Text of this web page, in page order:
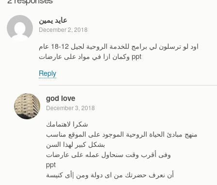
k عايد يمين
December 2, 2018
اود لو ترسلون لي برامج للخدمة الروحية لجيل 12-18 عام
وكمان ازا في مواد على عارضات ppt
Reply
god love
December 3, 2018
شكرا لاهتمامك
منهج مبادئ الحياة الروحية الموجود على الموقع مناسب
بشكل كبير لهذا السن
وفى أقرب وقت سنحاول عمله على عارضات
ppt
أن نعرف حضرتك من اى دولة ومن |أى كنيسة